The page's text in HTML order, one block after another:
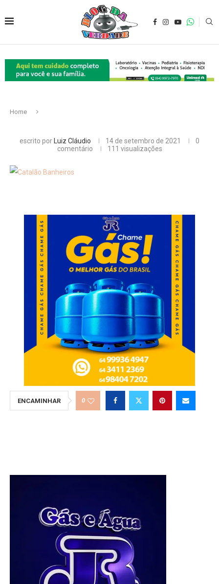
Home
escrito por Luiz Cláudio 14 de setembro de 2021
0
comentário
111 visualizações
ENCAMINHAR 0